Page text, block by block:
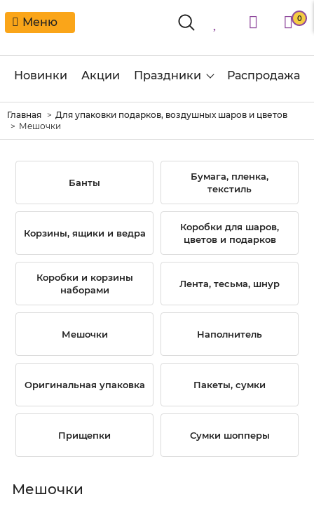
Меню 0
Новинки Акции Праздники Распродажа
Главная
Для упаковки подарков, воздушных шаров и цветов
Мешочки
Банты
Бумага, пленка,
текстиль
Корзины, ящики и ведра
Коробки для шаров,
цветов и подарков
Коробки и корзины
наборами
Лента, тесьма, шнур
Мешочки Наполнитель
Оригинальная упаковка Пакеты, сумки
Прищепки Сумки шопперы
Мешочки